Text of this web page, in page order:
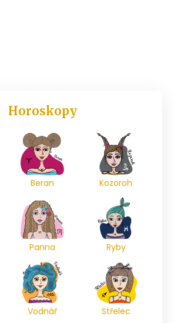
Horoskopy
Beran Kozoroh
Panna Ryby
Vodnář Střelec